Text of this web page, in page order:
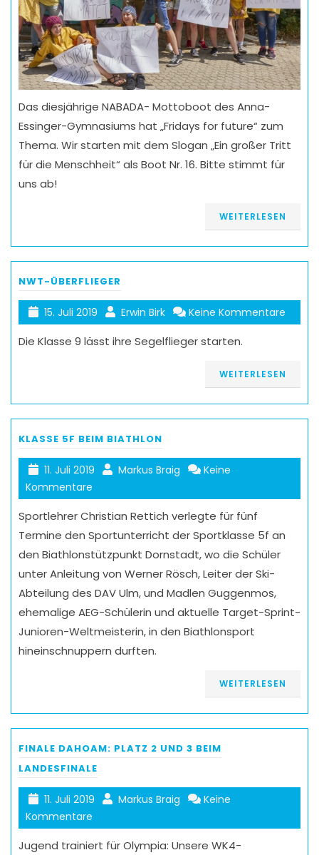
Das diesjährige NABADA- Mottoboot des Anna-
Essinger-Gymnasiums hat „Fridays for future“ zum
Thema. Wir starten mit dem Slogan „Ein großer Tritt
für die Menschheit“ als Boot Nr. 16. Bitte stimmt für
uns ab!
WEITERLESEN
NWT-ÜBERFLIEGER
15. Juli 2019 Erwin Birk Keine Kommentare
Die Klasse 9 lässt ihre Segelflieger starten.
WEITERLESEN
KLASSE 5F BEIM BIATHLON
11. Juli 2019 Markus Braig
Keine
Kommentare
Sportlehrer Christian Rettich verlegte für fünf
Termine den Sportunterricht der Sportklasse 5f an
den Biathlonstützpunkt Dornstadt, wo die Schüler
unter Anleitung von Werner Rösch, Leiter der Ski-
Abteilung des DAV Ulm, und Madlen Guggenmos,
ehemalige AEG-Schülerin und aktuelle Target-Sprint-
Junioren-Weltmeisterin, in den Biathlonsport
hineinschnuppern durften.
WEITERLESEN
FINALE DAHOAM: PLATZ 2 UND 3 BEIM
LANDESFINALE
11. Juli 2019 Markus Braig
Keine
Kommentare
Jugend trainiert für Olympia: Unsere WK4-